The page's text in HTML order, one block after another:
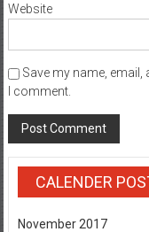
Website
Save my name,
I comment.
CALENDER
November 2017